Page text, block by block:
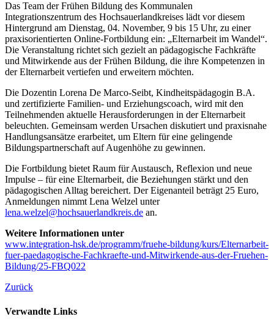
Das Team der Frühen Bildung des Kommunalen
Integrationszentrum des Hochsauerlandkreises lädt vor diesem
Hintergrund am Dienstag, 04. November, 9 bis 15 Uhr, zu einer
praxisorientierten Online-Fortbildung ein: „Elternarbeit im Wandel“.
Die Veranstaltung richtet sich gezielt an pädagogische Fachkräfte
und Mitwirkende aus der Frühen Bildung, die ihre Kompetenzen in
der Elternarbeit vertiefen und erweitern möchten.
Die Dozentin Lorena De Marco-Seibt, Kindheitspädagogin B.A.
und zertifizierte Familien- und Erziehungscoach, wird mit den
Teilnehmenden aktuelle Herausforderungen in der Elternarbeit
beleuchten. Gemeinsam werden Ursachen diskutiert und praxisnahe
Handlungsansätze erarbeitet, um Eltern für eine gelingende
Bildungspartnerschaft auf Augenhöhe zu gewinnen.
Die Fortbildung bietet Raum für Austausch, Reflexion und neue
Impulse – für eine Elternarbeit, die Beziehungen stärkt und den
pädagogischen Alltag bereichert. Der Eigenanteil beträgt 25 Euro,
Anmeldungen nimmt Lena Welzel unter
lena.welzel@hochsauerlandkreis.de an.
Weitere Informationen unter
www.integration-hsk.de/programm/fruehe-bildung/kurs/Elternarbeit-
fuer-paedagogische-Fachkraefte-und-Mitwirkende-aus-der-Fruehen-
Bildung/25-FBQ022
Zurück
Verwandte Links